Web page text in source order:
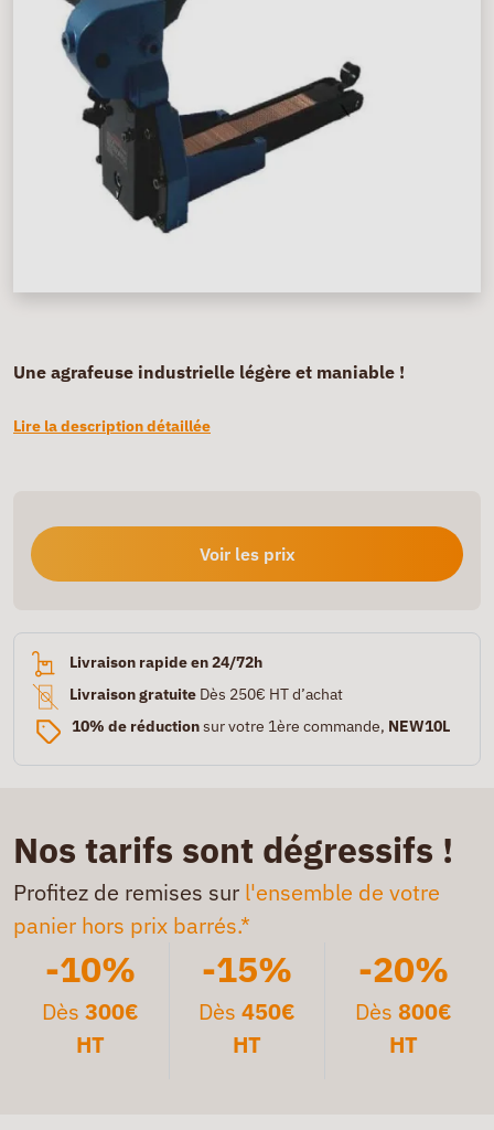
Une agrafeuse industrielle légère et maniable !
Lire la description détaillée
Voir les prix
Livraison rapide en 24/72h
Livraison gratuite Dès 250€ HT d’achat
10% de réductionsur votre 1ère commande, NEW10L
Nos tarifs sont dégressifs !
Profitez de remises sur l'ensemble de votre
panier hors prix barrés.*
-10%
Dès300€
HT
-15%
Dès 450€
HT
-20%
Dès 800€
HT